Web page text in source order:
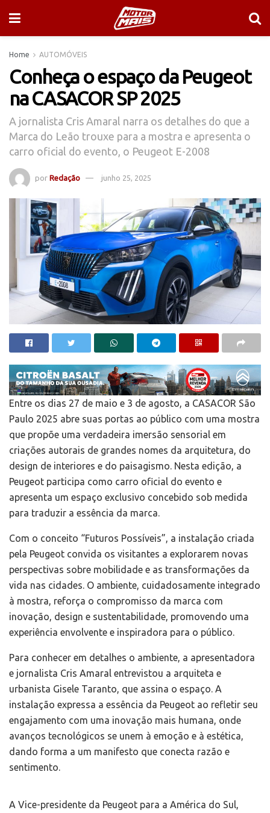
Home AUTOMÓVEIS
Conheça o espaço da Peugeot
na CASACOR SP 2025
A jornalista Cris Amaral narra os detalhes do que a
Marca do Leão trouxe para a mostra e apresenta o
carro oficial do evento, o Peugeot E-2008
por Redação junho 25, 2025
Entre os dias 27 de maio e 3 de agosto, a CASACOR São
Paulo 2025 abre suas portas ao público com uma mostra
que propõe uma verdadeira imersão sensorial em
criações autorais de grandes nomes da arquitetura, do
design de interiores e do paisagismo. Nesta edição, a
Peugeot participa como carro oficial do evento e
apresenta um espaço exclusivo concebido sob medida
para traduzir a essência da marca.
Com o conceito “Futuros Possíveis”, a instalação criada
pela Peugeot convida os visitantes a explorarem novas
perspectivas sobre mobilidade e as transformações da
vida nas cidades. O ambiente, cuidadosamente integrado
à mostra, reforça o compromisso da marca com
inovação, design e sustentabilidade, promovendo uma
experiência envolvente e inspiradora para o público.
Para conhecer em detalhes o ambiente, a apresentadora
e jornalista Cris Amaral entrevistou a arquiteta e
urbanista Gisele Taranto, que assina o espaço. A
instalação expressa a essência da Peugeot ao refletir seu
engajamento com uma inovação mais humana, onde
avanços tecnológicos se unem à emoção e à estética,
dando forma a um manifesto que conecta razão e
sentimento.
A Vice-presidente da Peugeot para a América do Sul,